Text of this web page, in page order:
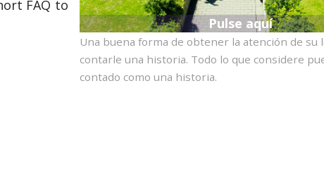
Pulse aquí
Una buena forma de obtener la atención de su
contarle una historia. Todo lo que considere
contado como una historia.
FAQ to